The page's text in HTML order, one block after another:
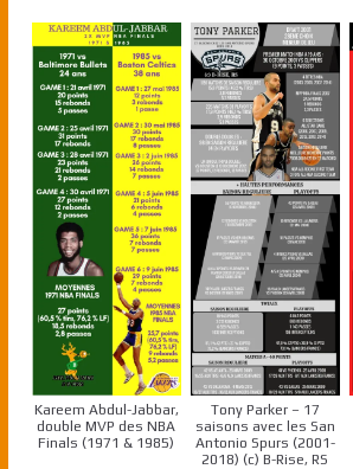
Kareem Abdul-Jabbar,
double MVP des NBA
Finals (1971 & 1985)
Tony Parker – 17
saisons avec les San
Antonio Spurs (2001-
2018) (c) B-Rise, RS